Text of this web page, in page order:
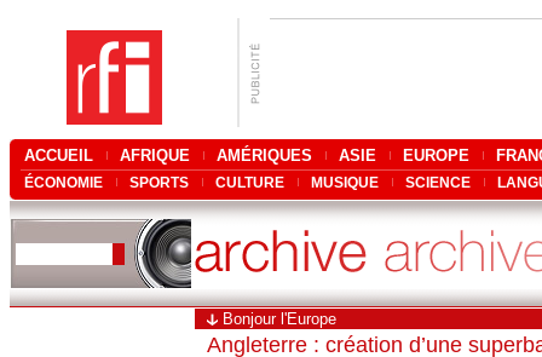
ACCUEIL AFRIQUE AMÉRIQUES ASIE EUROPE
ÉCONOMIE SPORTS CULTURE MUSIQUE SCIENCE
Bonjour l'Europe
Angleterre : création d’une